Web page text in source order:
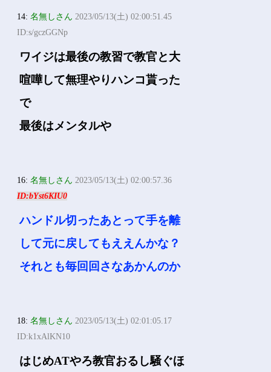
14:名無しさん 2023/05/13(土) 02:00:51.45
ID:s/gczGGNp
ワイジは最後の教習で教官と大
喧嘩して無理やりハンコ貰った
で
最後はメンタルや
16:名無しさん 2023/05/13(土) 02:00:57.36
ID:bYst6KIU0
ハンドル切ったあとって手を離
して元に戻してもええんかな？
それとも毎回回さなあかんのか
18:名無しさん 2023/05/13(土) 02:01:05.17
ID:k1xAlKN10
はじめATやろ教官おるし騒ぐほ